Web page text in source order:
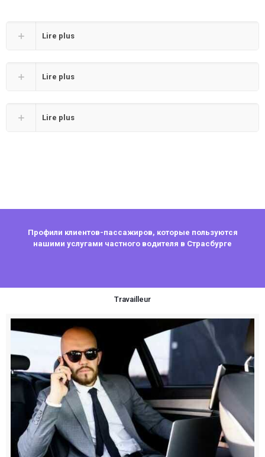
Lire plus
Lire plus
Lire plus
Профили клиентов-пассажиров, которые пользуются
нашими услугами частного водителя в Страсбурге
Travailleur